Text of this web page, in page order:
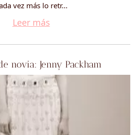
vez más lo retr...
Leer más
novia: Jenny Packham